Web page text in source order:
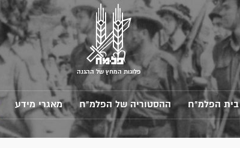
פלוגות המחץ של ההגנה
בית הפלמ"ח ההסטוריה של הפלמ"ח מאגרי מידע